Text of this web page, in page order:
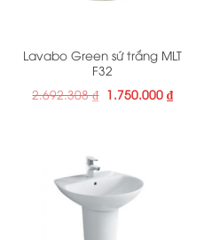
Lavabo Green sứ trắng MLT
F32
2.692.308₫ Giá
gốc
1.750.000 ₫Giá
hiện